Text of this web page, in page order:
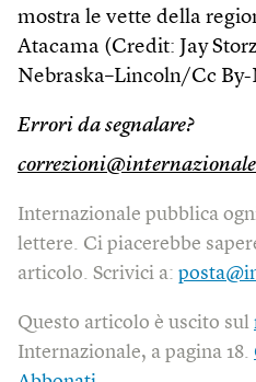
mostra le vette della
Atacama (Credit: Jay
Nebraska–Lincoln/Cc
Errori da segnalare?
Internazionale pubblica
lettere. Ci piacerebbe
articolo. Scrivici a:
Questo articolo è uscito sul
Internazionale, a pagina 18.